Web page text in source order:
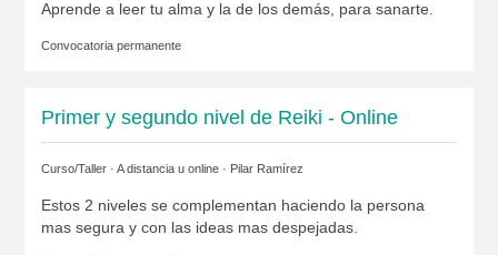
Aprende a leer tu alma y la de los demás, para sanarte.
Convocatoria permanente
Primer y segundo nivel de Reiki - Online
Curso/Taller · A distancia u online · Pilar Ramírez
Estos 2 niveles se complementan haciendo la persona
mas segura y con las ideas mas despejadas.